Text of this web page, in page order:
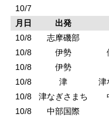
10/7
月日
出発
10/8
志摩磯部
10/8
伊勢
10/8
伊勢
10/8
津 津
10/8
津なぎさまち
10/8
中部国際